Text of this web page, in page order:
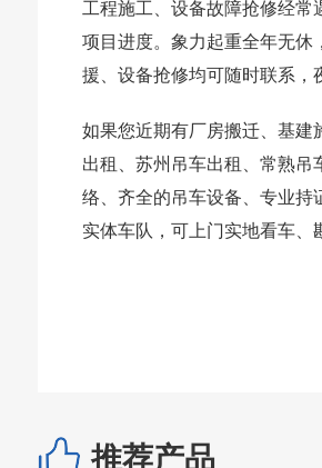
工程施工、设备故障抢修经
项目进度。象力起重全年无休
援、设备抢修均可随时联系，
如果您近期有厂房搬迁、基建
出租、苏州吊车出租、常熟吊
络、齐全的吊车设备、专业持
实体车队，可上门实地看车、
推荐产品